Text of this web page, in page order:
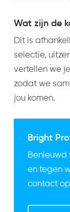
Wat zijn de
Dit is
selectie,
vertellen we
zodat we
jou komen.
Bright
Benieuwd
en tegen
contact